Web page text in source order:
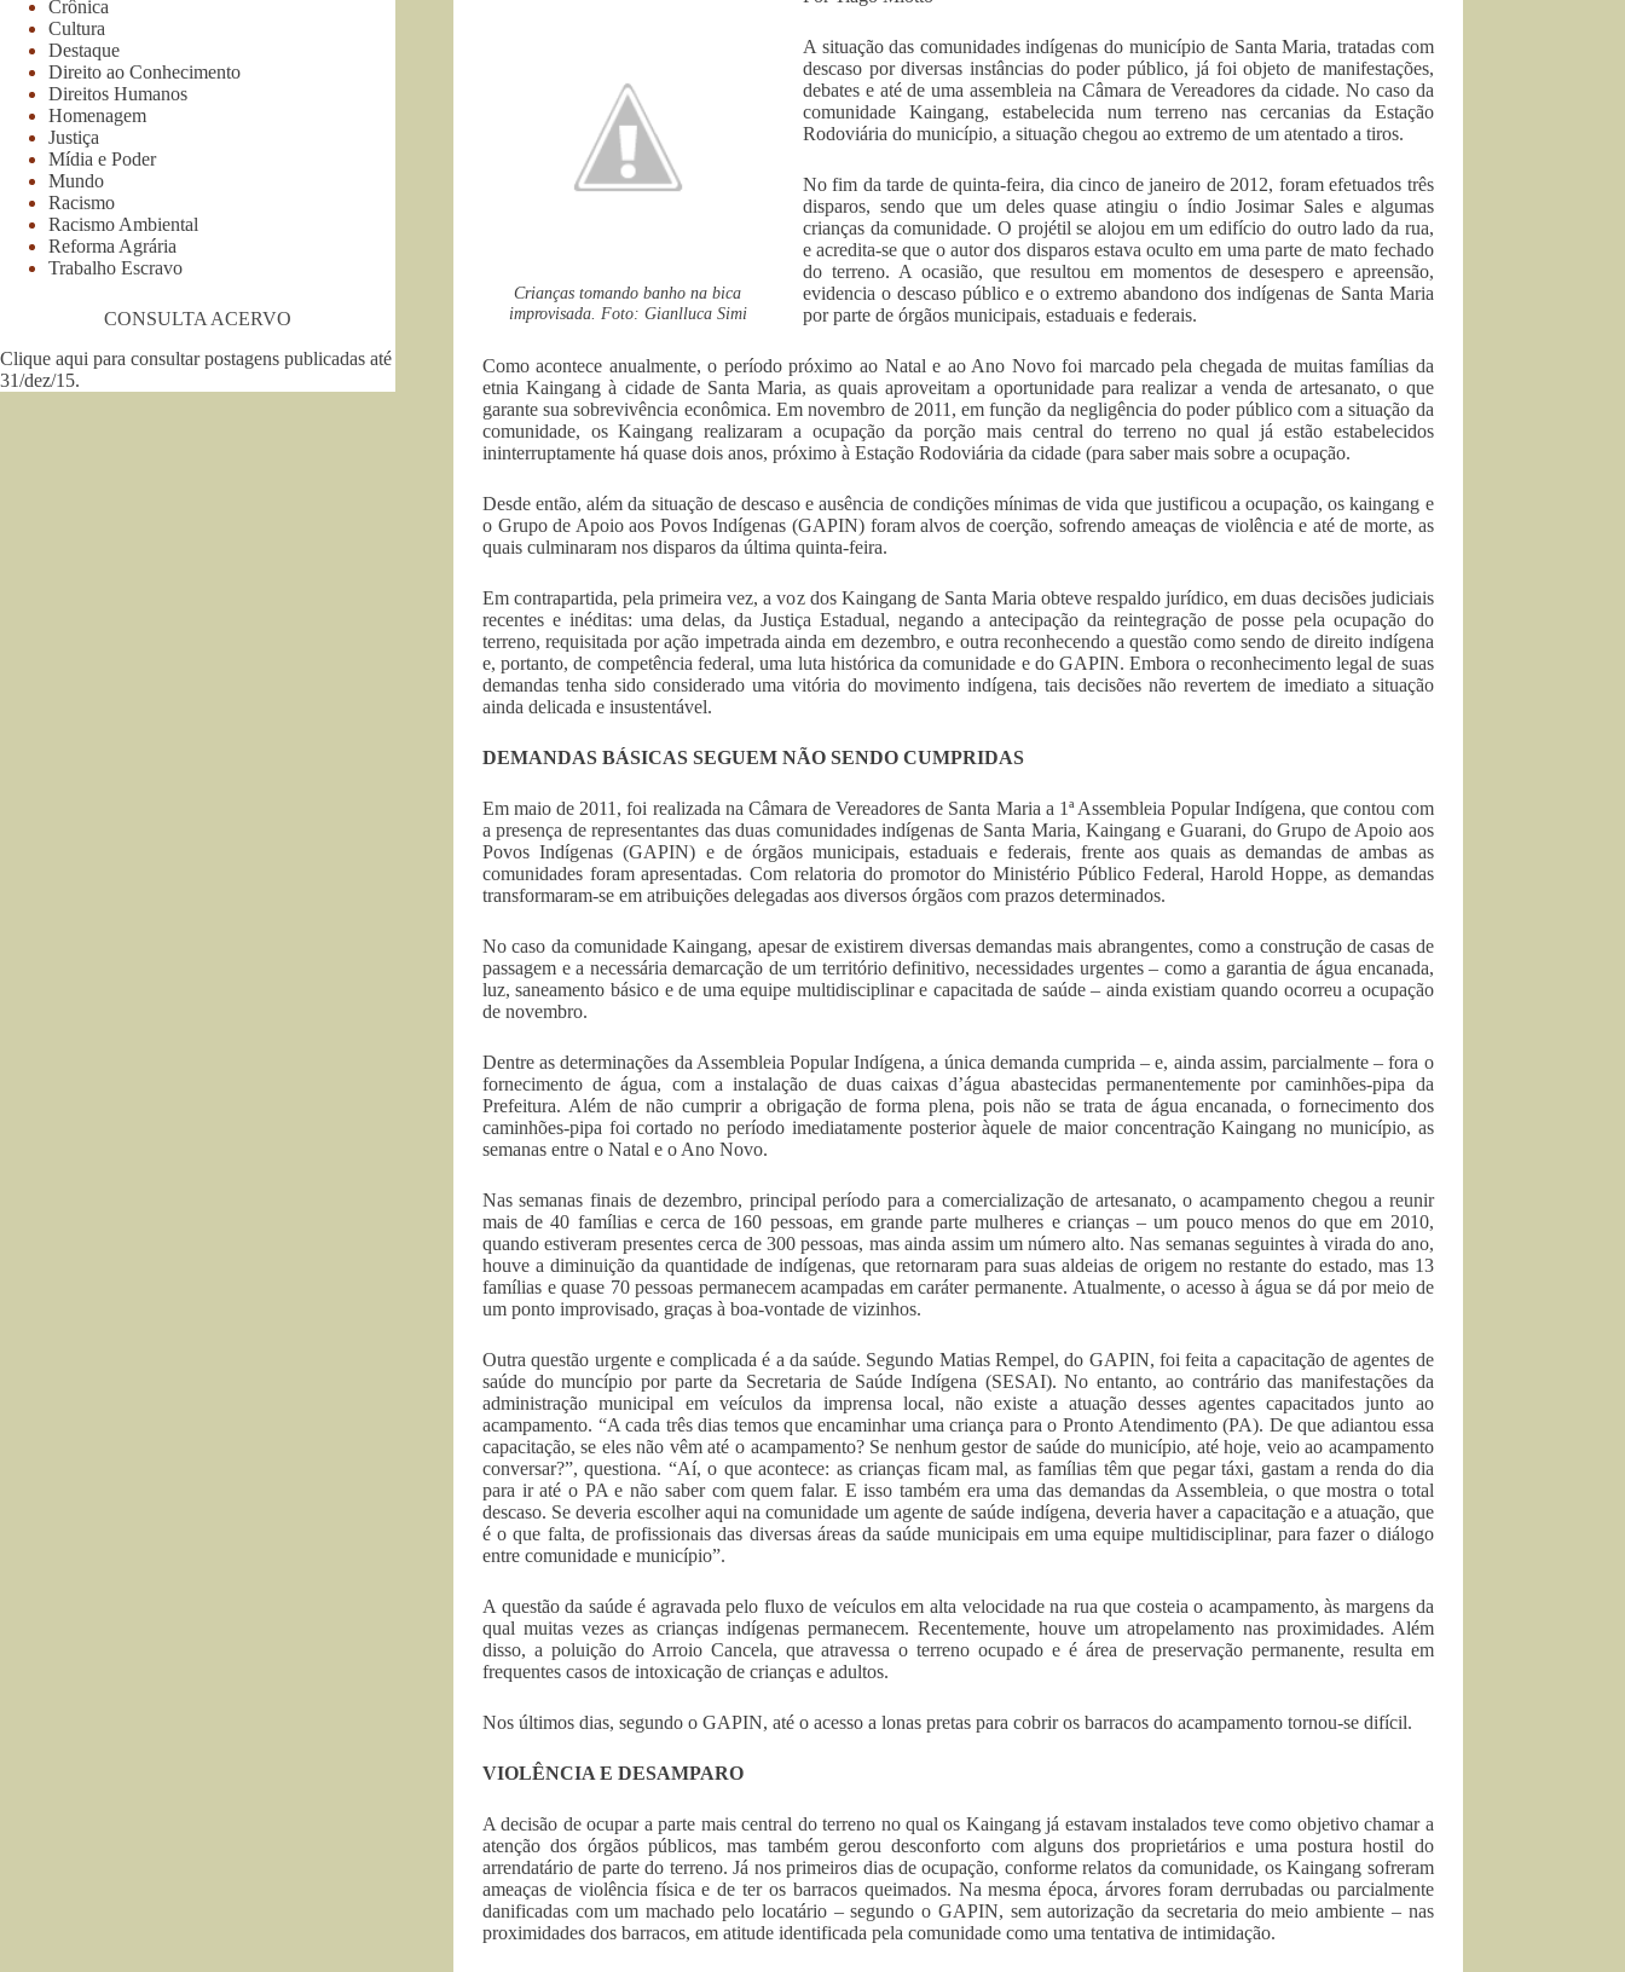
Crianças tomando banho na bica
improvisada. Foto: Gianlluca Simi
A situação das comunidades indígenas do município de Santa Maria, tratadas com
descaso por diversas instâncias do poder público, já foi objeto de manifestações,
debates e até de uma assembleia na Câmara de Vereadores da cidade. No caso da
comunidade Kaingang, estabelecida num terreno nas cercanias da Estação
Rodoviária do município, a situação chegou ao extremo de um atentado a tiros.
No fim da tarde de quinta-feira, dia cinco de janeiro de 2012, foram efetuados três
disparos, sendo que um deles quase atingiu o índio Josimar Sales e algumas
crianças da comunidade. O projétil se alojou em um edifício do outro lado da rua,
e acredita-se que o autor dos disparos estava oculto em uma parte de mato fechado
do terreno. A ocasião, que resultou em momentos de desespero e apreensão,
evidencia o descaso público e o extremo abandono dos indígenas de Santa Maria
por parte de órgãos municipais, estaduais e federais.
Como acontece anualmente, o período próximo ao Natal e ao Ano Novo foi marcado pela chegada de muitas famílias da
etnia Kaingang à cidade de Santa Maria, as quais aproveitam a oportunidade para realizar a venda de artesanato, o que
garante sua sobrevivência econômica. Em novembro de 2011, em função da negligência do poder público com a situação da
comunidade, os Kaingang realizaram a ocupação da porção mais central do terreno no qual já estão estabelecidos
ininterruptamente há quase dois anos, próximo à Estação Rodoviária da cidade (para saber mais sobre a ocupação.
Desde então, além da situação de descaso e ausência de condições mínimas de vida que justificou a ocupação, os kaingang e
o Grupo de Apoio aos Povos Indígenas (GAPIN) foram alvos de coerção, sofrendo ameaças de violência e até de morte, as
quais culminaram nos disparos da última quinta-feira.
Em contrapartida, pela primeira vez, a voz dos Kaingang de Santa Maria obteve respaldo jurídico, em duas decisões judiciais
recentes e inéditas: uma delas, da Justiça Estadual, negando a antecipação da reintegração de posse pela ocupação do
terreno, requisitada por ação impetrada ainda em dezembro, e outra reconhecendo a questão como sendo de direito indígena
e, portanto, de competência federal, uma luta histórica da comunidade e do GAPIN. Embora o reconhecimento legal de suas
demandas tenha sido considerado uma vitória do movimento indígena, tais decisões não revertem de imediato a situação
ainda delicada e insustentável.
DEMANDAS BÁSICAS SEGUEM NÃO SENDO CUMPRIDAS
Em maio de 2011, foi realizada na Câmara de Vereadores de Santa Maria a 1ª Assembleia Popular Indígena, que contou com
a presença de representantes das duas comunidades indígenas de Santa Maria, Kaingang e Guarani, do Grupo de Apoio aos
Povos Indígenas (GAPIN) e de órgãos municipais, estaduais e federais, frente aos quais as demandas de ambas as
comunidades foram apresentadas. Com relatoria do promotor do Ministério Público Federal, Harold Hoppe, as demandas
transformaram-se em atribuições delegadas aos diversos órgãos com prazos determinados.
No caso da comunidade Kaingang, apesar de existirem diversas demandas mais abrangentes, como a construção de casas de
passagem e a necessária demarcação de um território definitivo, necessidades urgentes – como a garantia de água encanada,
luz, saneamento básico e de uma equipe multidisciplinar e capacitada de saúde – ainda existiam quando ocorreu a ocupação
de novembro.
Dentre as determinações da Assembleia Popular Indígena, a única demanda cumprida – e, ainda assim, parcialmente – fora o
fornecimento de água, com a instalação de duas caixas d’água abastecidas permanentemente por caminhões-pipa da
Prefeitura. Além de não cumprir a obrigação de forma plena, pois não se trata de água encanada, o fornecimento dos
caminhões-pipa foi cortado no período imediatamente posterior àquele de maior concentração Kaingang no município, as
semanas entre o Natal e o Ano Novo.
Nas semanas finais de dezembro, principal período para a comercialização de artesanato, o acampamento chegou a reunir
mais de 40 famílias e cerca de 160 pessoas, em grande parte mulheres e crianças – um pouco menos do que em 2010,
quando estiveram presentes cerca de 300 pessoas, mas ainda assim um número alto. Nas semanas seguintes à virada do ano,
houve a diminuição da quantidade de indígenas, que retornaram para suas aldeias de origem no restante do estado, mas 13
famílias e quase 70 pessoas permanecem acampadas em caráter permanente. Atualmente, o acesso à água se dá por meio de
um ponto improvisado, graças à boa-vontade de vizinhos.
Outra questão urgente e complicada é a da saúde. Segundo Matias Rempel, do GAPIN, foi feita a capacitação de agentes de
saúde do muncípio por parte da Secretaria de Saúde Indígena (SESAI). No entanto, ao contrário das manifestações da
administração municipal em veículos da imprensa local, não existe a atuação desses agentes capacitados junto ao
acampamento. “A cada três dias temos que encaminhar uma criança para o Pronto Atendimento (PA). De que adiantou essa
capacitação, se eles não vêm até o acampamento? Se nenhum gestor de saúde do município, até hoje, veio ao acampamento
conversar?”, questiona. “Aí, o que acontece: as crianças ficam mal, as famílias têm que pegar táxi, gastam a renda do dia
para ir até o PA e não saber com quem falar. E isso também era uma das demandas da Assembleia, o que mostra o total
descaso. Se deveria escolher aqui na comunidade um agente de saúde indígena, deveria haver a capacitação e a atuação, que
é o que falta, de profissionais das diversas áreas da saúde municipais em uma equipe multidisciplinar, para fazer o diálogo
entre comunidade e município”.
A questão da saúde é agravada pelo fluxo de veículos em alta velocidade na rua que costeia o acampamento, às margens da
qual muitas vezes as crianças indígenas permanecem. Recentemente, houve um atropelamento nas proximidades. Além
disso, a poluição do Arroio Cancela, que atravessa o terreno ocupado e é área de preservação permanente, resulta em
frequentes casos de intoxicação de crianças e adultos.
Nos últimos dias, segundo o GAPIN, até o acesso a lonas pretas para cobrir os barracos do acampamento tornou-se difícil.
VIOLÊNCIA E DESAMPARO
A decisão de ocupar a parte mais central do terreno no qual os Kaingang já estavam instalados teve como objetivo chamar a
atenção dos órgãos públicos, mas também gerou desconforto com alguns dos proprietários e uma postura hostil do
arrendatário de parte do terreno. Já nos primeiros dias de ocupação, conforme relatos da comunidade, os Kaingang sofreram
ameaças de violência física e de ter os barracos queimados. Na mesma época, árvores foram derrubadas ou parcialmente
danificadas com um machado pelo locatário – segundo o GAPIN, sem autorização da secretaria do meio ambiente – nas
proximidades dos barracos, em atitude identificada pela comunidade como uma tentativa de intimidação.
Crônica
Cultura
Destaque
Direito ao Conhecimento
Direitos Humanos
Homenagem
Justiça
Mídia e Poder
Mundo
Racismo
Racismo Ambiental
Reforma Agrária
Trabalho Escravo
CONSULTA ACERVO
Clique aqui para consultar postagens publicadas até
31/dez/15.